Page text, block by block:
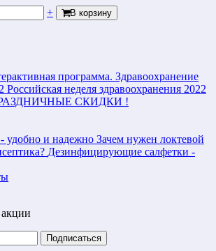
+ В корзину
программа. Здравоохранение
Российская неделя здравоохранения 2022
СКИДКИ !
удобно и надежно Зачем нужен локтевой
Дезинфицирующие салфетки -
Подписаться